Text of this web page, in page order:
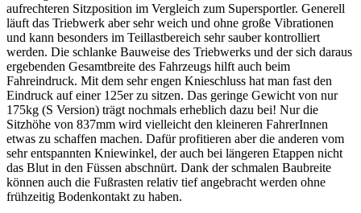
aufrechteren Sitzposition im Vergleich zum Supersportler. Generell
läuft das Triebwerk aber sehr weich und ohne große Vibrationen
und kann besonders im Teillastbereich sehr sauber kontrolliert
werden. Die schlanke Bauweise des Triebwerks und der sich daraus
ergebenden Gesamtbreite des Fahrzeugs hilft auch beim
Fahreindruck. Mit dem sehr engen Knieschluss hat man fast den
Eindruck auf einer 125er zu sitzen. Das geringe Gewicht von nur
175kg (S Version) trägt nochmals erheblich dazu bei! Nur die
Sitzhöhe von 837mm wird vielleicht den kleineren FahrerInnen
etwas zu schaffen machen. Dafür profitieren aber die anderen vom
sehr entspannten Kniewinkel, der auch bei längeren Etappen nicht
das Blut in den Füssen abschnürt. Dank der schmalen Baubreite
können auch die Fußrasten relativ tief angebracht werden ohne
frühzeitig Bodenkontakt zu haben.